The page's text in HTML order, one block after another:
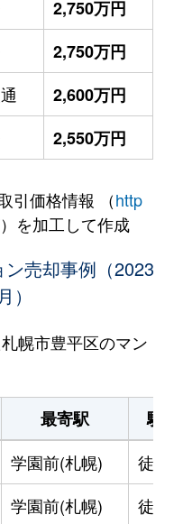
2,750万円
2,750万円
2,600万円
2,550万円
引価格情報 （http
）を加工して作成
売却事例（2023
）
幌市豊平区のマン
最寄駅
駅
学園前(札幌)
徒歩
学園前(札幌)
徒歩